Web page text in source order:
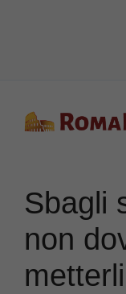
Sbagli
non